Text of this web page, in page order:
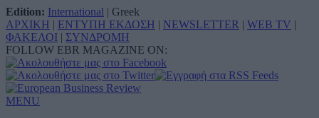
Edition: International | Greek
ΑΡΧΙΚΗ | ΕΝΤΥΠΗ ΕΚΔΟΣΗ | NEWSLETTER | WEB TV |
ΦΑΚΕΛΟΙ | ΣΥΝΔΡΟΜΗ
FOLLOW EBR MAGAZINE ON:
MENU